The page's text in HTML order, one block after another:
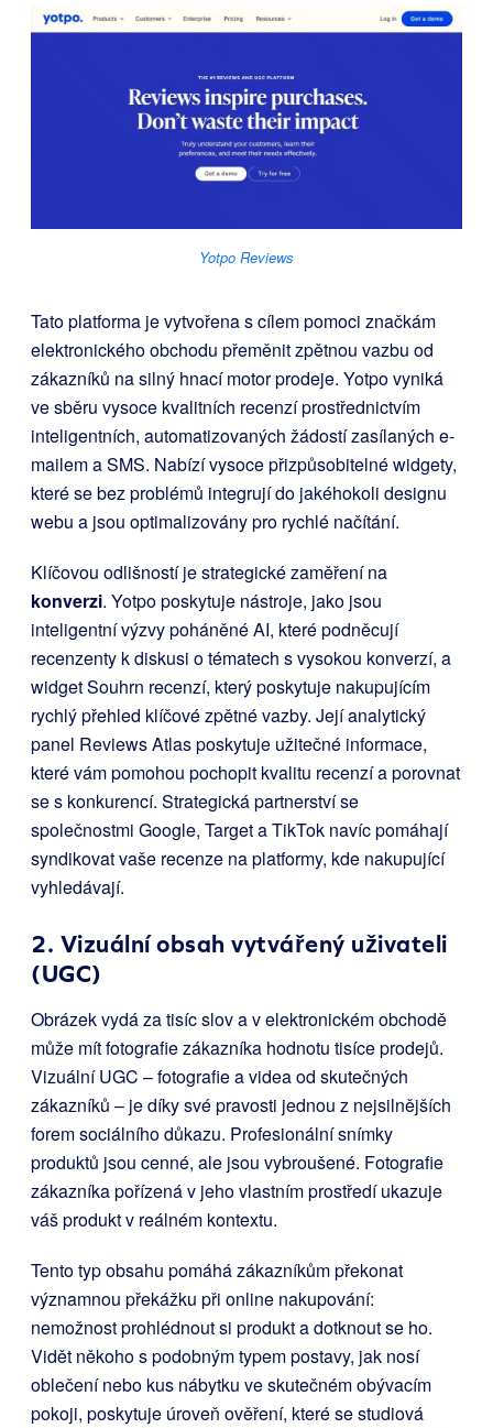
Yotpo Reviews
Tato platforma je vytvořena s cílem pomoci značkám
elektronického obchodu přeměnit zpětnou vazbu od
zákazníků na silný hnací motor prodeje. Yotpo vyniká
ve sběru vysoce kvalitních recenzí prostřednictvím
inteligentních, automatizovaných žádostí zasílaných e-
mailem a SMS. Nabízí vysoce přizpůsobitelné widgety,
které se bez problémů integrují do jakéhokoli designu
webu a jsou optimalizovány pro rychlé načítání.
Klíčovou odlišností je strategické zaměření na
konverzi. Yotpo poskytuje nástroje, jako jsou
inteligentní výzvy poháněné AI, které podněcují
recenzenty k diskusi o tématech s vysokou konverzí, a
widget Souhrn recenzí, který poskytuje nakupujícím
rychlý přehled klíčové zpětné vazby. Její analytický
panel Reviews Atlas poskytuje užitečné informace,
které vám pomohou pochopit kvalitu recenzí a porovnat
se s konkurencí. Strategická partnerství se
společnostmi Google, Target a TikTok navíc pomáhají
syndikovat vaše recenze na platformy, kde nakupující
vyhledávají.
2. Vizuální obsah vytvářený uživateli
(UGC)
Obrázek vydá za tisíc slov a v elektronickém obchodě
může mít fotografie zákazníka hodnotu tisíce prodejů.
Vizuální UGC – fotografie a videa od skutečných
zákazníků – je díky své pravosti jednou z nejsilnějších
forem sociálního důkazu. Profesionální snímky
produktů jsou cenné, ale jsou vybroušené. Fotografie
zákazníka pořízená v jeho vlastním prostředí ukazuje
váš produkt v reálném kontextu.
Tento typ obsahu pomáhá zákazníkům překonat
významnou překážku při online nakupování:
nemožnost prohlédnout si produkt a dotknout se ho.
Vidět někoho s podobným typem postavy, jak nosí
oblečení nebo kus nábytku ve skutečném obývacím
pokoji, poskytuje úroveň ověření, které se studiová